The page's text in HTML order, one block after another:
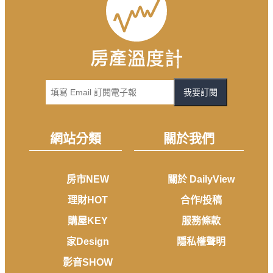
我要訂閱
網站分類
房市NEW
理財HOT
購屋KEY
家Design
影音SHOW
關於我們
關於 DailyView
合作/投稿
服務條款
隱私權聲明